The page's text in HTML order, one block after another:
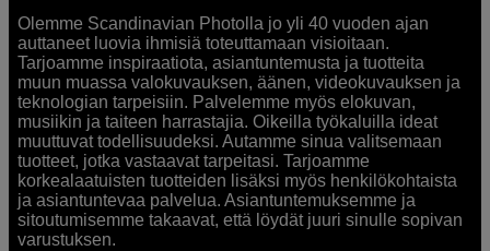
Olemme Scandinavian Photolla jo yli 40 vuoden ajan
auttaneet luovia ihmisiä toteuttamaan visioitaan.
Tarjoamme inspiraatiota, asiantuntemusta ja tuotteita
muun muassa valokuvauksen, äänen, videokuvauksen ja
teknologian tarpeisiin. Palvelemme myös elokuvan,
musiikin ja taiteen harrastajia. Oikeilla työkaluilla ideat
muuttuvat todellisuudeksi. Autamme sinua valitsemaan
tuotteet, jotka vastaavat tarpeitasi. Tarjoamme
korkealaatuisten tuotteiden lisäksi myös henkilökohtaista
ja asiantuntevaa palvelua. Asiantuntemuksemme ja
sitoutumisemme takaavat, että löydät juuri sinulle sopivan
varustuksen.